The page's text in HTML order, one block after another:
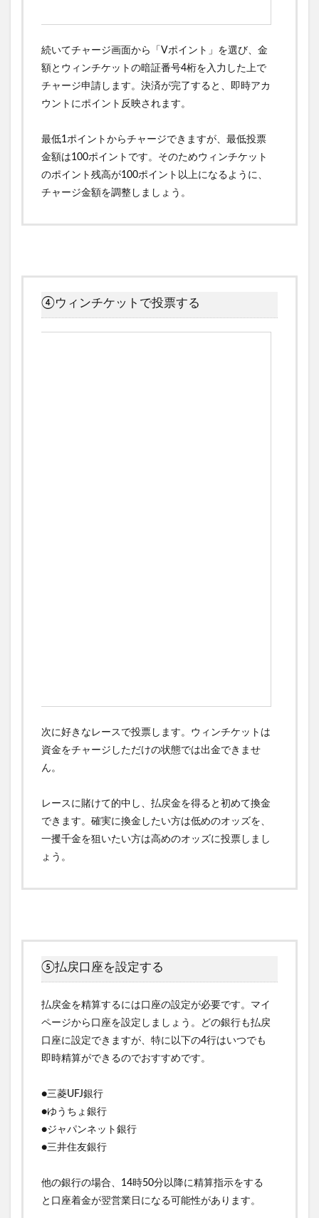
続いてチャージ画面から「Vポイント」を選び、金
額とウィンチケットの暗証番号4桁を入力した上で
チャージ申請します。決済が完了すると、即時アカ
ウントにポイント反映されます。
最低1ポイントからチャージできますが、最低投票
金額は100ポイントです。そのためウィンチケット
のポイント残高が100ポイント以上になるように、
チャージ金額を調整しましょう。
④ウィンチケットで投票する
次に好きなレースで投票します。ウィンチケットは
資金をチャージしただけの状態では出金できませ
ん。
レースに賭けて的中し、払戻金を得ると初めて換金
できます。確実に換金したい方は低めのオッズを、
一攫千金を狙いたい方は高めのオッズに投票しまし
ょう。
⑤払戻口座を設定する
払戻金を精算するには口座の設定が必要です。マイ
ページから口座を設定しましょう。どの銀行も払戻
口座に設定できますが、特に以下の4行はいつでも
即時精算ができるのでおすすめです。
●三菱UFJ銀行
●ゆうちょ銀行
●ジャパンネット銀行
●三井住友銀行
他の銀行の場合、14時50分以降に精算指示をする
と口座着金が翌営業日になる可能性があります。